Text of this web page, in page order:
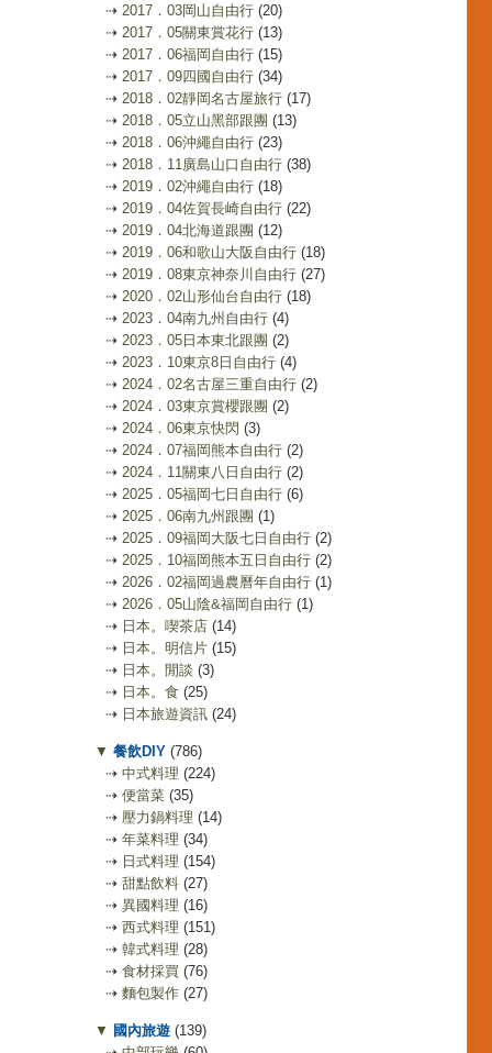
⇢ 2017．03岡山自由行 (20)
⇢ 2017．05關東賞花行 (13)
⇢ 2017．06福岡自由行 (15)
⇢ 2017．09四國自由行 (34)
⇢ 2018．02靜岡名古屋旅行 (17)
⇢ 2018．05立山黑部跟團 (13)
⇢ 2018．06沖繩自由行 (23)
⇢ 2018．11廣島山口自由行 (38)
⇢ 2019．02沖繩自由行 (18)
⇢ 2019．04佐賀長崎自由行 (22)
⇢ 2019．04北海道跟團 (12)
⇢ 2019．06和歌山大阪自由行 (18)
⇢ 2019．08東京神奈川自由行 (27)
⇢ 2020．02山形仙台自由行 (18)
⇢ 2023．04南九州自由行 (4)
⇢ 2023．05日本東北跟團 (2)
⇢ 2023．10東京8日自由行 (4)
⇢ 2024．02名古屋三重自由行 (2)
⇢ 2024．03東京賞櫻跟團 (2)
⇢ 2024．06東京快閃 (3)
⇢ 2024．07福岡熊本自由行 (2)
⇢ 2024．11關東八日自由行 (2)
⇢ 2025．05福岡七日自由行 (6)
⇢ 2025．06南九州跟團 (1)
⇢ 2025．09福岡大阪七日自由行 (2)
⇢ 2025．10福岡熊本五日自由行 (2)
⇢ 2026．02福岡過農曆年自由行 (1)
⇢ 2026．05山陰&福岡自由行 (1)
⇢ 日本。喫茶店 (14)
⇢ 日本。明信片 (15)
⇢ 日本。閒談 (3)
⇢ 日本。食 (25)
⇢ 日本旅遊資訊 (24)
▼ 餐飲DIY (786)
⇢ 中式料理 (224)
⇢ 便當菜 (35)
⇢ 壓力鍋料理 (14)
⇢ 年菜料理 (34)
⇢ 日式料理 (154)
⇢ 甜點飲料 (27)
⇢ 異國料理 (16)
⇢ 西式料理 (151)
⇢ 韓式料理 (28)
⇢ 食材採買 (76)
⇢ 麵包製作 (27)
▼ 國內旅遊 (139)